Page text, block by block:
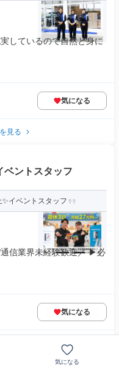
しているので自然と身に
気になる
見る
ベントスタッフ
イベントスタッフ
信業界未経験歓迎／ ▶必
気になる
見る
気になる